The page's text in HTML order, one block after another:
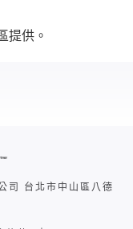
提供。
台北市中山區八德